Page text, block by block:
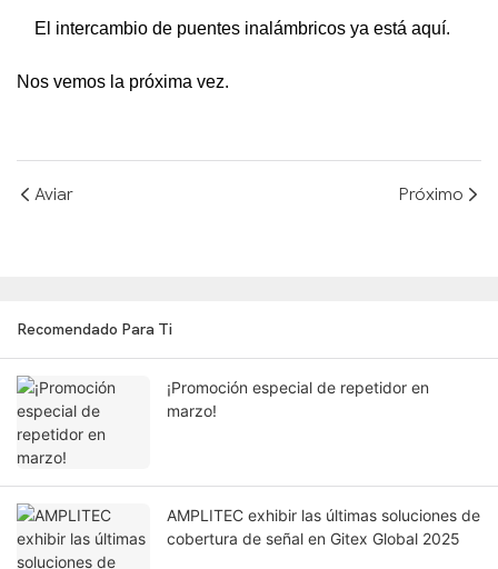
El intercambio de puentes inalámbricos ya está aquí.
Nos vemos la próxima vez.
Aviar Próximo
Recomendado Para Ti
¡Promoción especial de repetidor en
marzo!
AMPLITEC exhibir las últimas soluciones de
cobertura de señal en Gitex Global 2025